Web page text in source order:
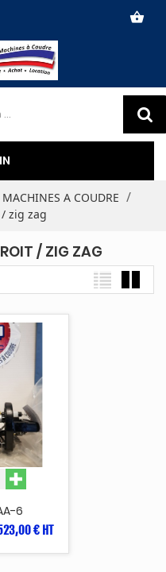
shopping_basket
MACHINES A COUDRE
zig zag
/ ZIG ZAG
6
€ HT